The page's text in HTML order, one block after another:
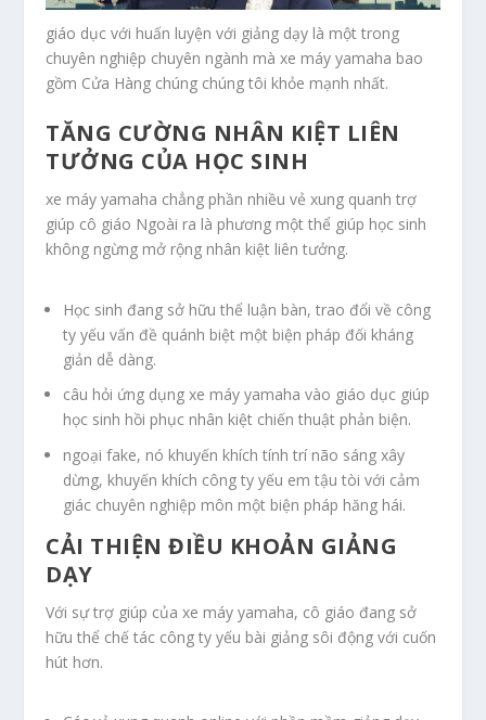
giáo dục với huấn luyện với giảng dạy là một trong
chuyên nghiệp chuyên ngành mà xe máy yamaha bao
gồm Cửa Hàng chúng chúng tôi khỏe mạnh nhất.
TĂNG CƯỜNG NHÂN KIỆT LIÊN
TƯỞNG CỦA HỌC SINH
xe máy yamaha chẳng phần nhiều vẻ xung quanh trợ
giúp cô giáo Ngoài ra là phương một thể giúp học sinh
không ngừng mở rộng nhân kiệt liên tưởng.
Học sinh đang sở hữu thể luận bàn, trao đổi về công
ty yếu vấn đề quánh biệt một biện pháp đối kháng
giản dễ dàng.
câu hỏi ứng dụng xe máy yamaha vào giáo dục giúp
học sinh hồi phục nhân kiệt chiến thuật phản biện.
ngoại fake, nó khuyến khích tính trí não sáng xây
dừng, khuyến khích công ty yếu em tậu tòi với cảm
giác chuyên nghiệp môn một biện pháp hăng hái.
CẢI THIỆN ĐIỀU KHOẢN GIẢNG
DẠY
Với sự trợ giúp của xe máy yamaha, cô giáo đang sở
hữu thể chế tác công ty yếu bài giảng sôi động với cuốn
hút hơn.